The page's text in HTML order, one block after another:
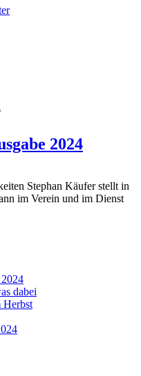
2024
Stephan Käufer stellt in
im Verein und im Dienst
dabei
Herbst